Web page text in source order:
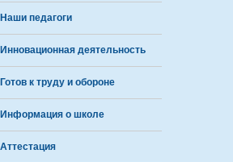
Наши педагоги
Инновационная деятельность
Готов к труду и обороне
Информация о школе
Аттестация